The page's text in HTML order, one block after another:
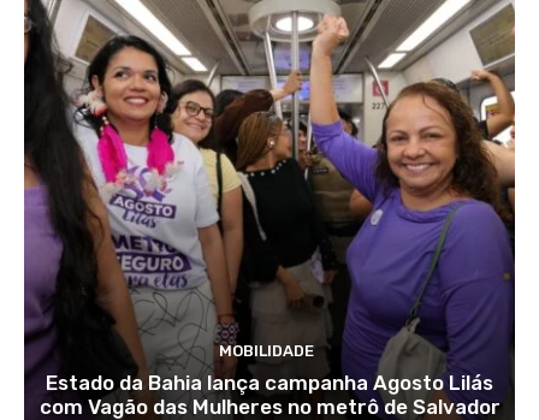
MOBILIDADE
Estado da Bahia lança campanha Agosto Lilás
com Vagão das Mulheres no metrô de Salvador